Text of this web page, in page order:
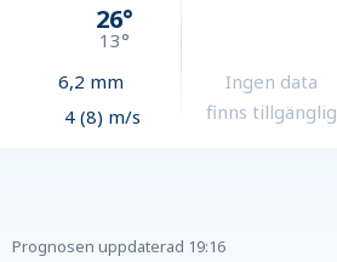
26°
13°
6,2 mm
4 (8) m/s
Ingen data
finns tillgänglig
Prognosen uppdaterad 19:16